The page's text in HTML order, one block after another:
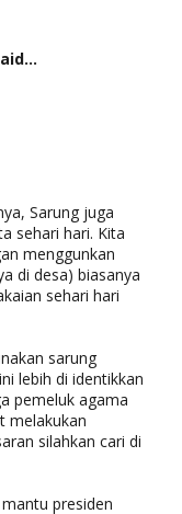
Sarung juga
sehari hari. Kita
menggunkan
di desa) biasanya
sehari hari
sarung
lebih di identikkan
pemeluk agama
melakukan
silahkan cari di
presiden